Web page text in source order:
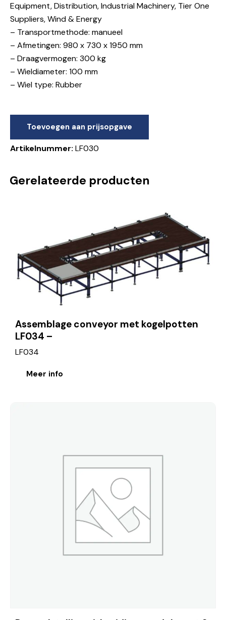
Equipment, Distribution, Industrial Machinery, Tier One
Suppliers, Wind & Energy
– Transportmethode: manueel
– Afmetingen: 980 x 730 x 1950 mm
– Draagvermogen: 300 kg
– Wieldiameter: 100 mm
– Wiel type: Rubber
Toevoegen aan prijsopgave
Artikelnummer: LF030
Gerelateerde producten
Assemblage conveyor met kogelpotten
LF034 –
LF034
Meer info